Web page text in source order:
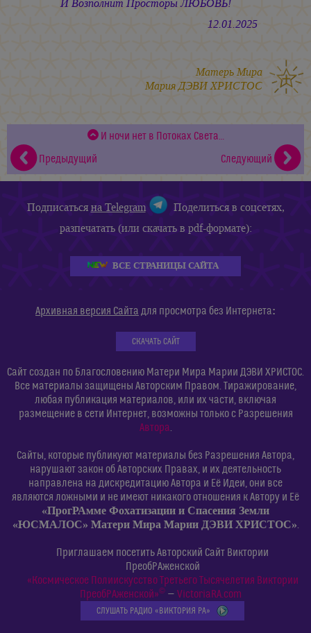
И Возполнит Просторы ЛЮБОВЬ!
12.01.2025
Матерь Мира
Мария ДЭВИ ХРИСТОС
И ночи нет в Потоках Света…
Предыдущий
Следующий
Подписатьсяна Telegram
Поделиться в соцсетях,
разпечатать (или скачать в pdf-формате):
ВСЕ СТРАНИЦЫ САЙТА
Архивная версия Сайта для просмотра без Интернета:
СКАЧАТЬ САЙТ
Сайт создан по Благословению Матери Мира Марии ДЭВИ ХРИСТОС.
Все материалы защищены Авторским Правом. Тиражирование,
любая публикация материалов, или их части, включая
размещение в сети Интернет, возможны только с Разрешения
Автора.
Сайты, которые публикуют материалы без Разрешения Автора,
нарушают закон об Авторских Правах, и их деятельность
направлена на дискредитацию Автора и Её Идеи, они все
являются ложными и не имеют никакого отношения к Автору и Её
«ПрогРАмме Фохатизации и Спасения Земли
«ЮСМАЛОС» Матери Мира Марии ДЭВИ ХРИСТОС».
Приглашаем посетить Авторский Сайт Виктории
ПреобРАженской
«Космическое Полиискусство Третьего Тысячелетия Виктории
ПреобРАженской»©— VictoriaRA.com
СЛУШАТЬ РАДИО «ВИКТОРИЯ РА»